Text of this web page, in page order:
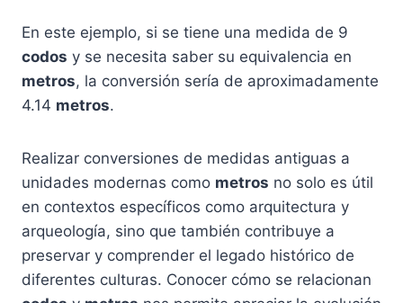
En este ejemplo, si se tiene una medida de 9
codos y se necesita saber su equivalencia en
metros, la conversión sería de aproximadamente
4.14 metros.
Realizar conversiones de medidas antiguas a
unidades modernas como metros no solo es útil
en contextos específicos como arquitectura y
arqueología, sino que también contribuye a
preservar y comprender el legado histórico de
diferentes culturas. Conocer cómo se relacionan